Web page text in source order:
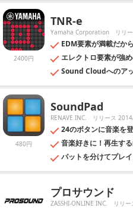
2400円
TNR-e
Yamaha Corporation リリ
EDM要素が満載だか
エレクトロ要素が強
Sound Cloudへのア
480円
SoundPad
RENAVE INC. リリース
24のボタンに音楽を
音楽好きに！再生す
パットを分けてプレ
プロサウンド
ZASSHI-ONLINE INC. リリ